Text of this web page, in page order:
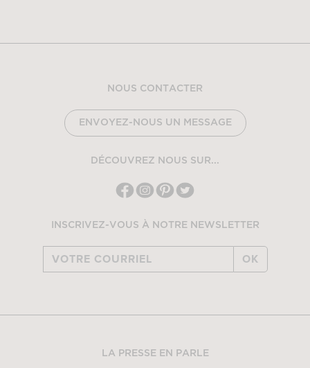
NOUS CONTACTER
ENVOYEZ-NOUS UN MESSAGE
DÉCOUVREZ NOUS SUR...
INSCRIVEZ-VOUS À NOTRE NEWSLETTER
OK
LA PRESSE EN PARLE